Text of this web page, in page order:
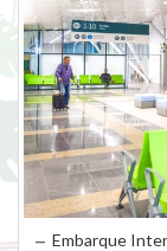
Embarque